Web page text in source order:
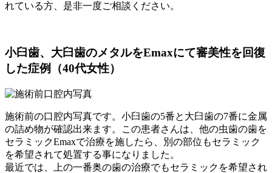
れている方、是非一度ご相談ください。
小臼歯、大臼歯のメタルをEmaxにて審美性を回復
した症例（40代女性）
施術前の口腔内写真です。小臼歯の5番と大臼歯の7番に金属
の詰め物が確認出来ます。この患者さんは、他の虫歯の歯を
セラミックEmaxで治療を施したら、別の部位もセラミック
を希望されて処置する事になりました。
最近では、上の一番奥の歯の治療でもセラミックを希望され